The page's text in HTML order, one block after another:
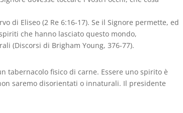
di Eliseo (2 Re 6:16-17). Se il Signore permette, ed
che hanno lasciato questo mondo,
(Discorsi di Brigham Young, 376-77).
tabernacolo fisico di carne. Essere uno spirito è
saremo disorientati o innaturali. Il presidente